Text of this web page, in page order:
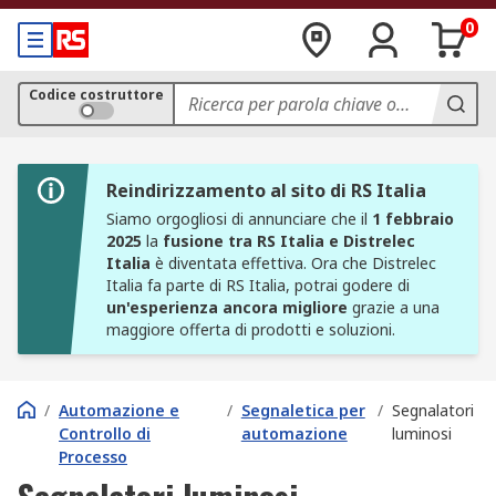
0
Codice costruttore
Reindirizzamento al sito di RS Italia
Siamo orgogliosi di annunciare che il 1 febbraio
2025 la fusione tra RS Italia e Distrelec
Italia è diventata effettiva. Ora che Distrelec
Italia fa parte di RS Italia, potrai godere di
un'esperienza ancora migliore grazie a una
maggiore offerta di prodotti e soluzioni.
/ Automazione e
Controllo di
Processo
/ Segnaletica per
automazione
/ Segnalatori
luminosi